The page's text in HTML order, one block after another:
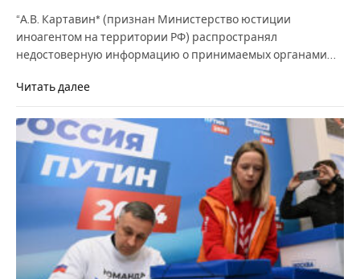
“А.В. Картавин* (признан Министерство юстиции
иноагентом на территории РФ) распространял
недостоверную информацию о принимаемых органами…
Читать далее